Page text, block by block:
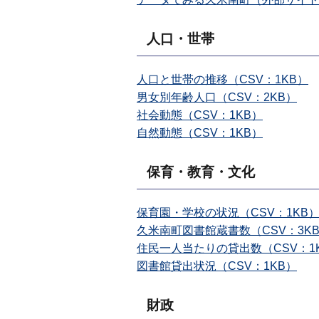
人口・世帯
人口と世帯の推移（CSV：1KB）
男女別年齢人口（CSV：2KB）
社会動態（CSV：1KB）
自然動態（CSV：1KB）
保育・教育・文化
保育園・学校の状況（CSV：1KB）
久米南町図書館蔵書数（CSV：3KB
住民一人当たりの貸出数（CSV：
図書館貸出状況（CSV：1KB）
財政